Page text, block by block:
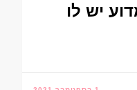
יש לו